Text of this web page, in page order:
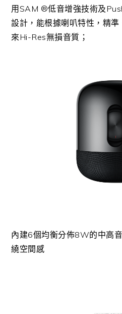
用SAM ®低音增強技術及
設計，能根據喇叭特性，精
來Hi-Res無損音質；
內建6個均衡分佈8W的中高
繞空間感